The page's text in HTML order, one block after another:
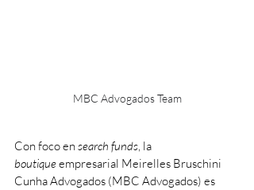
MBC Advogados Team
Con foco en search funds, la
boutique empresarial Meirelles Bruschini
Cunha Advogados (MBC Advogados) es